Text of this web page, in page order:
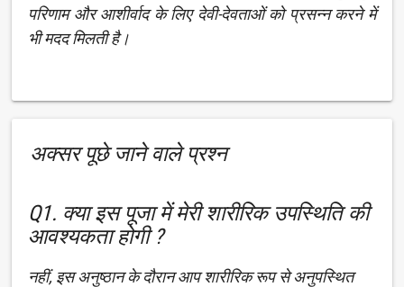
परिणाम और आशीर्वाद के लिए देवी-देवताओं को प्रसन्न करने में
भी मदद मिलती है।
अक्सर पूछे जाने वाले प्रश्न
Q1. क्या इस पूजा में मेरी शारीरिक उपस्थिति की
आवश्यकता होगी ?
नहीं, इस अनुष्ठान के दौरान आप शारीरिक रूप से अनुपस्थित